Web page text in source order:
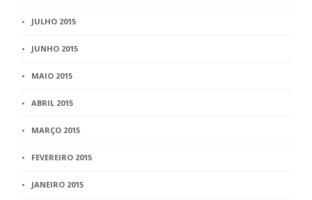
JULHO 2015
JUNHO 2015
MAIO 2015
ABRIL 2015
MARÇO 2015
FEVEREIRO 2015
JANEIRO 2015